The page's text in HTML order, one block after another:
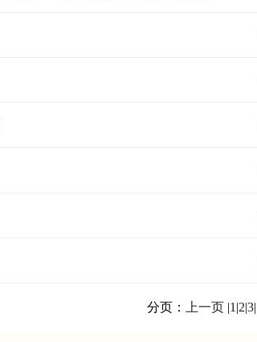
分页： 上一页 |1 |2|3|